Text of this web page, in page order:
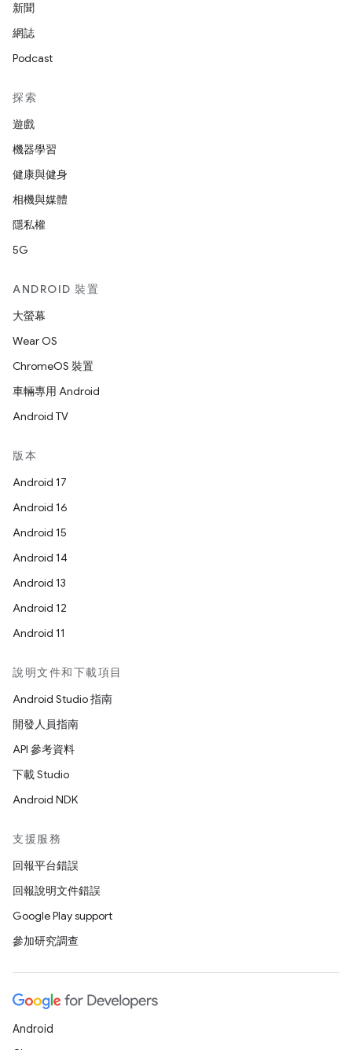
新聞
網誌
Podcast
探索
遊戲
機器學習
健康與健身
相機與媒體
隱私權
5G
ANDROID 裝置
大螢幕
Wear OS
ChromeOS 裝置
車輛專用 Android
Android TV
版本
Android 17
Android 16
Android 15
Android 14
Android 13
Android 12
Android 11
說明文件和下載項目
Android Studio 指南
開發人員指南
API 參考資料
下載 Studio
Android NDK
支援服務
回報平台錯誤
回報說明文件錯誤
Google Play support
參加研究調查
Android